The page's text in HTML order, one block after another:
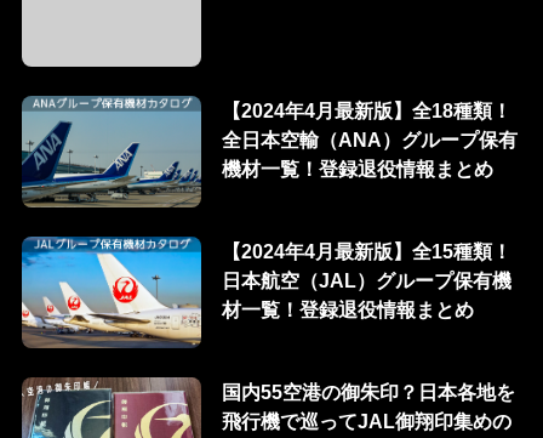
【2024年4月最新版】全18種類！
全日本空輸（ANA）グループ保有
機材一覧！登録退役情報まとめ
【2024年4月最新版】全15種類！
日本航空（JAL）グループ保有機
材一覧！登録退役情報まとめ
国内55空港の御朱印？日本各地を
飛行機で巡ってJAL御翔印集めの